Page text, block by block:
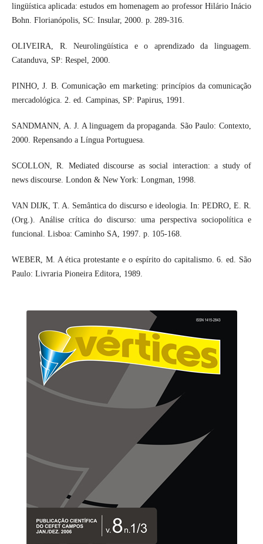
lingüística aplicada: estudos em homenagem ao professor Hilário Inácio
Bohn. Florianópolis, SC: Insular, 2000. p. 289-316.
OLIVEIRA, R. Neurolingüística e o aprendizado da linguagem.
Catanduva, SP: Respel, 2000.
PINHO, J. B. Comunicação em marketing: princípios da comunicação
mercadológica. 2. ed. Campinas, SP: Papirus, 1991.
SANDMANN, A. J. A linguagem da propaganda. São Paulo: Contexto,
2000. Repensando a Língua Portuguesa.
SCOLLON, R. Mediated discourse as social interaction: a study of
news discourse. London & New York: Longman, 1998.
VAN DIJK, T. A. Semântica do discurso e ideologia. In: PEDRO, E. R.
(Org.). Análise crítica do discurso: uma perspectiva sociopolítica e
funcional. Lisboa: Caminho SA, 1997. p. 105-168.
WEBER, M. A ética protestante e o espírito do capitalismo. 6. ed. São
Paulo: Livraria Pioneira Editora, 1989.